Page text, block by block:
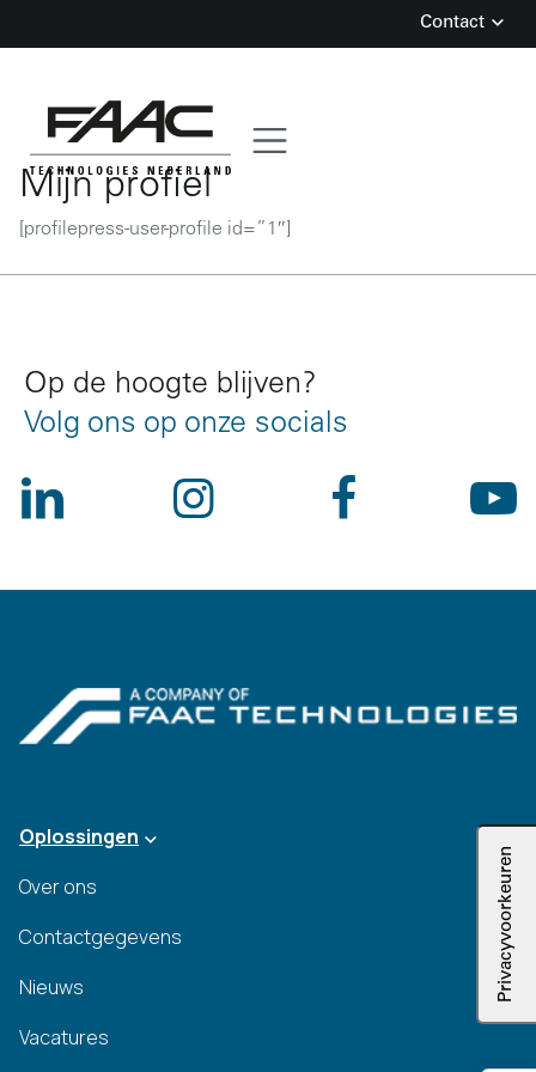
Contact
Mijn profiel
[profilepress-user-profile id=”1″]
Op de hoogte blijven?
Volg ons op onze socials
Oplossingen
Over ons
Contactgegevens
Nieuws
Vacatures